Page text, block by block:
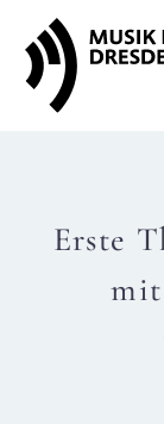
Erste
mit